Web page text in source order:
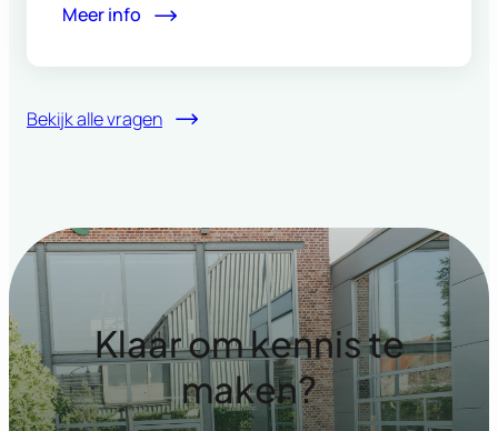
Meer info
Bekijk alle vragen
Klaar om kennis te
maken?